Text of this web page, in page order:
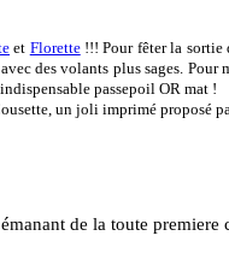
et Florette!!! Pour fêter la sortie
des volants plus sages.
passepoil OR mat !
un joli imprimé proposé
de la toute